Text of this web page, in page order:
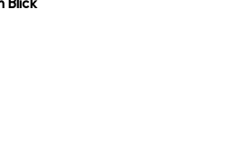
Blick